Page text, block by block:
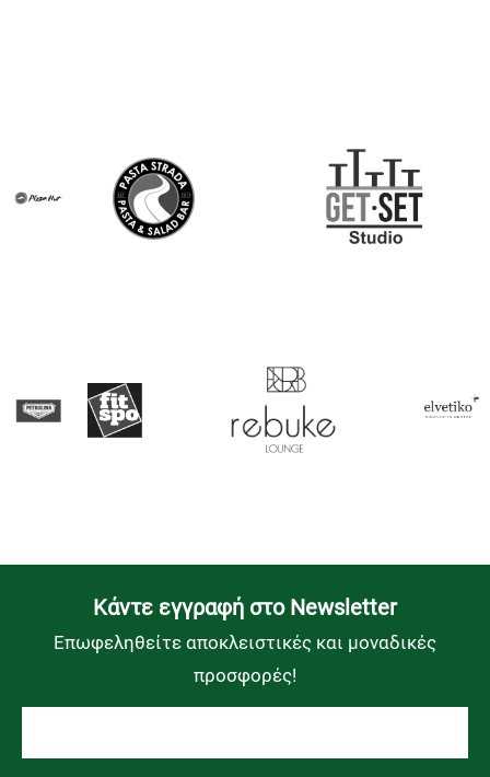
Kάντε εγγραφή στο Newsletter
Επωφεληθείτε αποκλειστικές και μοναδικές
προσφορές!